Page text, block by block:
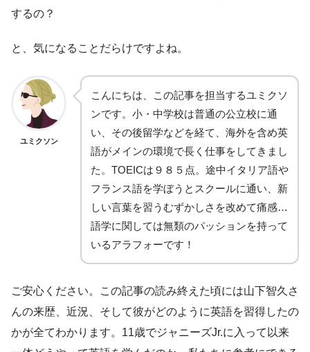
するの？
と、気になることだらけですよね。
ユミクソン
こんにちは、この記事を担当するユミクソ
ンです。小・中学校は普通の公立校に通
い、その後留学などを経て、海外を含め英
語がメインの環境で長く仕事をしてきまし
た。TOEICは９８５点。途中イタリア語や
フランス語を学ぼうとスクールに通い、新
しい言葉を習うむずかしさを改めて痛感…
語学に関しては無類のパッションを持って
いるアラフォーです！
ご安心ください。この記事の読み終えた頃には山下智久さ
んの来歴、近況、そして彼がどのように英語を習得したの
かが全てわかります。11歳でジャニーズJr.に入って以来